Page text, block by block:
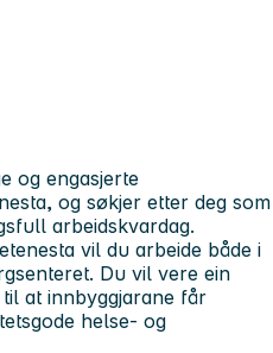
og engasjerte
og søkjer etter deg som
arbeidskvardag.
vil du arbeide både i
Du vil vere ein
at innbyggjarane får
helse- og